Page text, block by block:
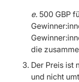
e. 500 GBP
die
Der Preis ist
und nicht